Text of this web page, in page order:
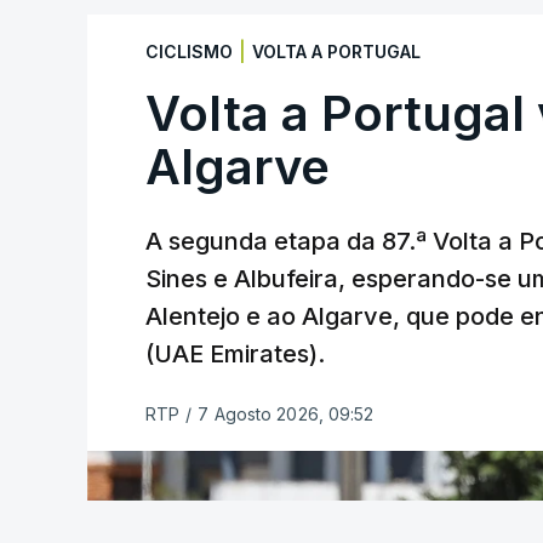
Infantino, único candidato declarado às
mandato.
O dirigente ítalo-suíço enfrenta
Na sexta-feira passada, depois de
quais a UEFA, de inúmeros agentes do
tutela o futebol mundial, abandonou o
O plano previa a criação da FFE, uma
e eventos da FIFA, incluindo o
CICLISMO VOLTA A PORTUGAL
Volta a
Algarve
A segunda etapa da 87.ª Volta a
Sines e Albufeira, esperando-se
Alentejo e ao Algarve, que pode
(UAE Emirates).
RTP / 7 Agosto 2026, 09:52